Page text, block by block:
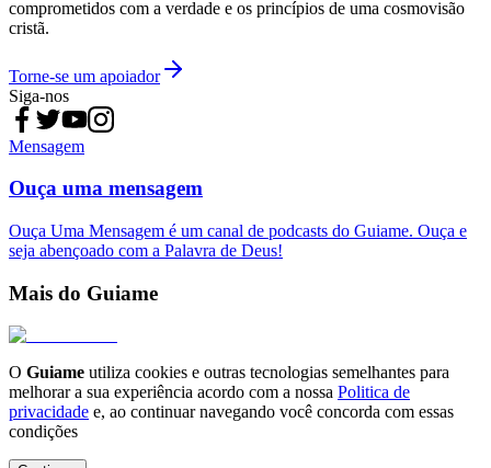
comprometidos com a verdade e os princípios de uma cosmovisão
cristã.
Torne-se um apoiador
Siga-nos
Mensagem
Ouça uma mensagem
Ouça Uma Mensagem é um canal de podcasts do Guiame. Ouça e
seja abençoado com a Palavra de Deus!
Mais do Guiame
O Guiame utiliza cookies e outras tecnologias semelhantes para
melhorar a sua experiência acordo com a nossa Politica de
privacidade e, ao continuar navegando você concorda com essas
condições